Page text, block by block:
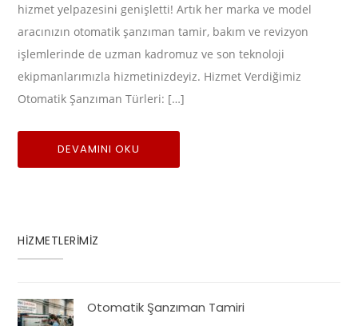
hizmet yelpazesini genişletti! Artık her marka ve model
aracınızın otomatik şanzıman tamir, bakım ve revizyon
işlemlerinde de uzman kadromuz ve son teknoloji
ekipmanlarımızla hizmetinizdeyiz. Hizmet Verdiğimiz
Otomatik Şanzıman Türleri: […]
DEVAMINI OKU
HİZMETLERİMİZ
Otomatik Şanzıman Tamiri